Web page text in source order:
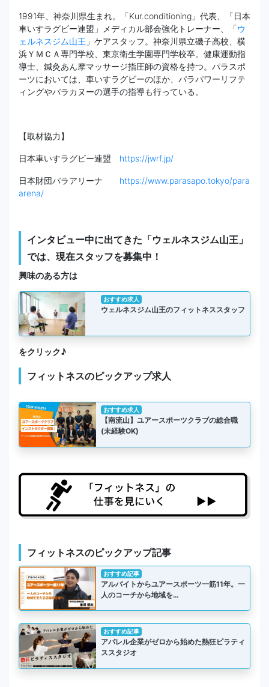
1991年、神奈川県生まれ。「Kur.conditioning」代表、「日本
車いすラグビー連盟」メディカル部会強化トレーナー、「ウ
ェルネスジム山王 」ケアスタッフ。神奈川県立磯子高校、横
浜ＹＭＣＡ専門学校、東京衛生学園専門学校卒。健康運動指
導士、鍼灸あん摩マッサージ指圧師の資格を持つ。パラスポ
ーツにおいては、車いすラグビーのほか、パラパワーリフテ
ィングやパラカヌーの選手の指導も行っている。
【取材協力】
日本車いすラグビー連盟 https://jwrf.jp/
日本財団パラアリーナ https://www.parasapo.tokyo/para
arena/
インタビュー中に出てきた「ウェルネスジム山王」
では、現在スタッフを募集中！
興味のある方は
おすすめ求人
ウェルネスジム山王のフィットネススタッフ
をクリック♪
フィットネスのピックアップ求人
おすすめ求人
【南流山】ユアースポーツクラブの総合職
(未経験OK)
フィットネスのピックアップ記事
おすすめ記事
アルバイトからユアースポーツ一筋11年。一
人のコーチから地域を…
おすすめ記事
アパレル企業がゼロから始めた熱狂ピラティ
ススタジオ